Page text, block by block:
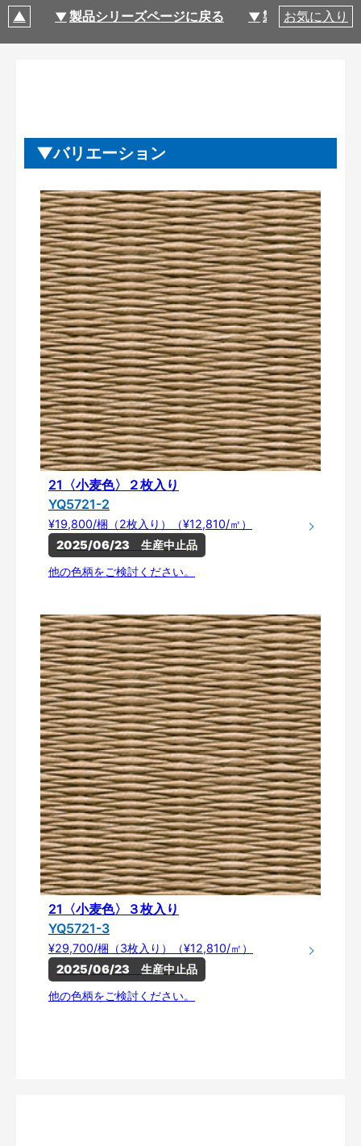
製品シリーズページに戻る 製品仕様
お気に入り
バリエーション
21〈小麦色〉２枚入り
YQ5721-2
¥19,800/梱（2枚入り）（¥12,810/㎡）
2025/06/23　生産中止品
他の色柄をご検討ください。
21〈小麦色〉３枚入り
YQ5721-3
¥29,700/梱（3枚入り）（¥12,810/㎡）
2025/06/23　生産中止品
他の色柄をご検討ください。